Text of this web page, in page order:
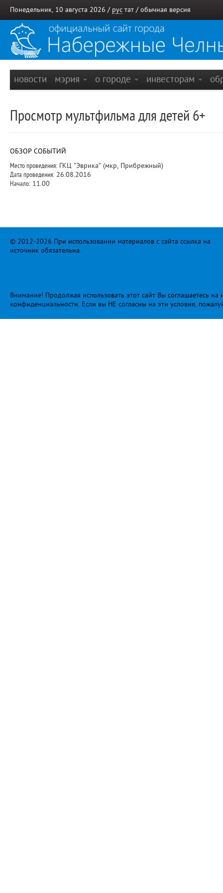
Понедельник, 10 августа 2026 / рус тат / обычная версия
новости мэрия о городе инвесторам
Просмотр мультфильма для детей 6+
ОБЗОР СОБЫТИЙ
Место проведения: ГКЦ "Эврика" (мкр, Прибрежный)
Дата проведения: 26.08.2016
Начало: 11.00
© 2012-2026 При использовании материалов с сайта ссылка на
источник обязательна.
Внимание! Продолжая использовать этот сайт Вы соглашаетесь
конфиденциальности. Если вы НЕ согласны на эти условия,